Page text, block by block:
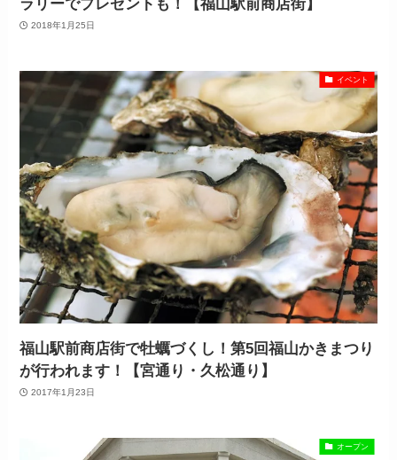
ラリーでプレゼントも！【福山駅前商店街】
2018年1月25日
イベント
福山駅前商店街で牡蠣づくし！第5回福山かきまつり
が行われます！【宮通り・久松通り】
2017年1月23日
オープン